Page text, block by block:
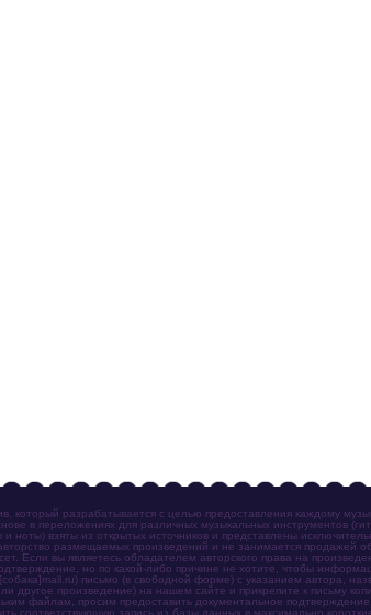
который разрабатывается с целью предоставления каждому
в переложениях для различных музыкальных инструментов
ноты) взяты из открытых источников и представлены
размещаемых произведений и не занимается продажей
Если вы являетесь обладателем авторского права на
но по какой-либо причине не хотите, чтобы
письмо (в свободной форме) с указанием автора,
другое произведение) на нашем сайте и прикрепите к письму
файлам, просим предоставить документальное
соответствующую запись из базы данных в максимально